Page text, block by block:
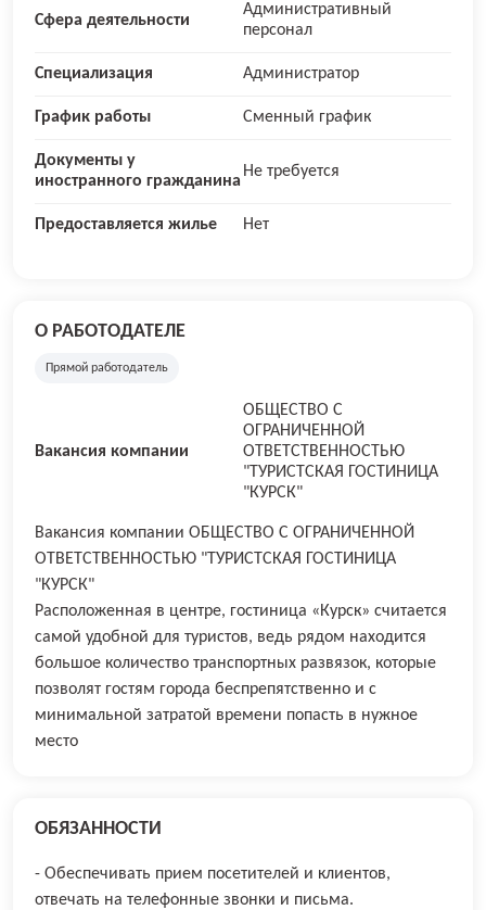
Сфера деятельности
Административный
персонал
Специализация Администратор
График работы Сменный график
Документы у
иностранного гражданина
Не требуется
Предоставляется жилье Нет
О РАБОТОДАТЕЛЕ
Прямой работодатель
Вакансия компании
ОБЩЕСТВО С
ОГРАНИЧЕННОЙ
ОТВЕТСТВЕННОСТЬЮ
"ТУРИСТСКАЯ ГОСТИНИЦА
"КУРСК"
Вакансия компании ОБЩЕСТВО С ОГРАНИЧЕННОЙ
ОТВЕТСТВЕННОСТЬЮ "ТУРИСТСКАЯ ГОСТИНИЦА
"КУРСК"
Расположенная в центре, гостиница «Курск» считается
самой удобной для туристов, ведь рядом находится
большое количество транспортных развязок, которые
позволят гостям города беспрепятственно и с
минимальной затратой времени попасть в нужное
место
ОБЯЗАННОСТИ
- Обеспечивать прием посетителей и клиентов,
отвечать на телефонные звонки и письма.